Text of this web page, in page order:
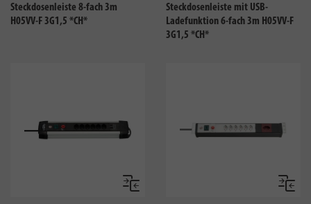
Steckdosenleiste 8-fach 3m
H05VV-F 3G1,5 *CH*
Steckdosenleiste mit USB-
Ladefunktion 6-fach 3m H05VV-F
3G1,5 *CH*
Vergleichen